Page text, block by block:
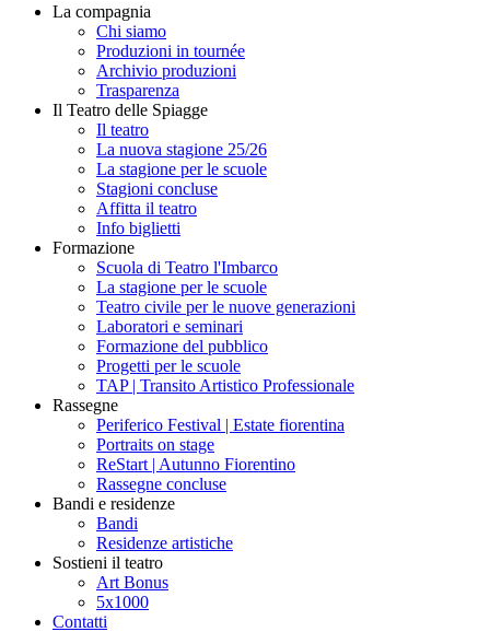
La compagnia
Chi siamo
Produzioni in tournée
Archivio produzioni
Trasparenza
Il Teatro delle Spiagge
Il teatro
La nuova stagione 25/26
La stagione per le scuole
Stagioni concluse
Affitta il teatro
Info biglietti
Formazione
Scuola di Teatro l'Imbarco
La stagione per le scuole
Teatro civile per le nuove generazioni
Laboratori e seminari
Formazione del pubblico
Progetti per le scuole
TAP | Transito Artistico Professionale
Rassegne
Periferico Festival | Estate fiorentina
Portraits on stage
ReStart | Autunno Fiorentino
Rassegne concluse
Bandi e residenze
Bandi
Residenze artistiche
Sostieni il teatro
Art Bonus
5x1000
Contatti